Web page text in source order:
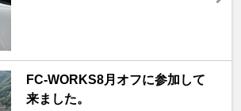
FC-WORKS8月オフに参加して
来ました。